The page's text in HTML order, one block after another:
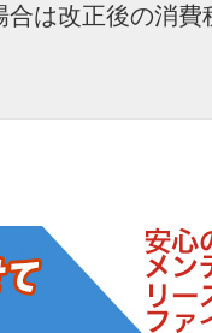
は改正後の消費